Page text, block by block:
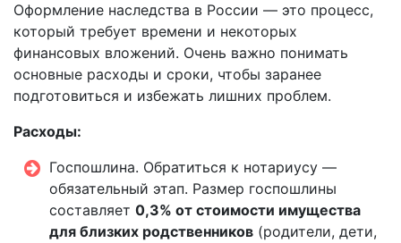
Оформление наследства в России — это процесс,
который требует времени и некоторых
финансовых вложений. Очень важно понимать
основные расходы и сроки, чтобы заранее
подготовиться и избежать лишних проблем.
Расходы:
Госпошлина. Обратиться к нотариусу —
обязательный этап. Размер госпошлины
составляет 0,3% от стоимости имущества
для близких родственников (родители, дети,